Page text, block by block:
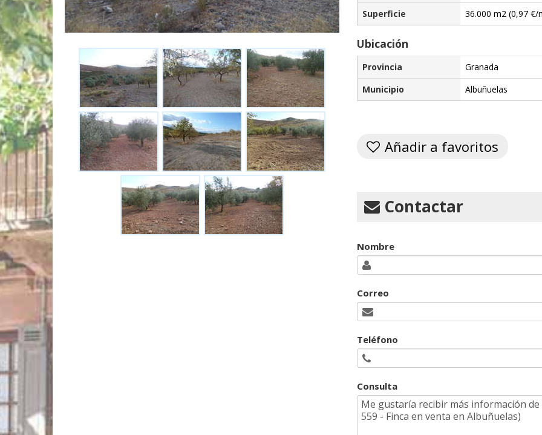
Superficie
36.000 m2 (0,97 €/
Ubicación
Provincia
Granada
Municipio
Albuñuelas
Añadir a favoritos
Contactar
Nombre
Correo
Teléfono
Consulta